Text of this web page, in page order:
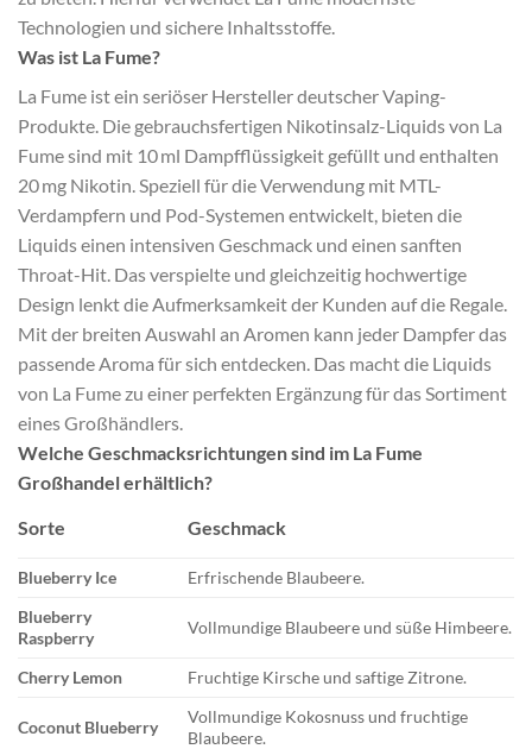
Technologien und sichere Inhaltsstoffe.
Was ist La Fume?
La Fume ist ein seriöser Hersteller deutscher Vaping-
Produkte. Die gebrauchsfertigen Nikotinsalz-Liquids von La
Fume sind mit 10 ml Dampfflüssigkeit gefüllt und enthalten
20 mg Nikotin. Speziell für die Verwendung mit MTL-
Verdampfern und Pod-Systemen entwickelt, bieten die
Liquids einen intensiven Geschmack und einen sanften
Throat-Hit. Das verspielte und gleichzeitig hochwertige
Design lenkt die Aufmerksamkeit der Kunden auf die Regale.
Mit der breiten Auswahl an Aromen kann jeder Dampfer das
passende Aroma für sich entdecken. Das macht die Liquids
von La Fume zu einer perfekten Ergänzung für das Sortiment
eines Großhändlers.
Welche Geschmacksrichtungen sind im La Fume
Großhandel erhältlich?
Sorte
Geschmack
Blueberry Ice
Erfrischende Blaubeere.
Blueberry
Raspberry
Vollmundige Blaubeere und süße Himbeere.
Cherry Lemon Fruchtige Kirsche und saftige Zitrone.
Coconut Blueberry
Vollmundige Kokosnuss und fruchtige
Blaubeere.